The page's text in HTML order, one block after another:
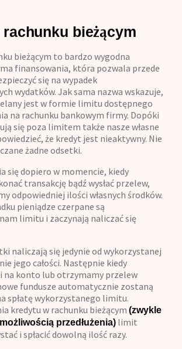
bieżącym
bieżącym to bardzo wygodna
finansowania, która pozwala przede
się na wypadek
wydatków. Jak sama nazwa wskazuje,
jest w formie limitu dostępnego
na rachunku bankowym firmy. Dopóki
się poza limitem także nasze własne
że kredyt jest nieaktywny. Nie
żadne odsetki.
się dopiero w momencie, kiedy
transakcję bądź wysłać przelew,
odpowiedniej ilości własnych środków.
pieniądze czerpane są
limitu i zaczynają naliczać się
naliczają się jedynie od wykorzystanej
jego całości. Następnie kiedy
na konto lub otrzymamy przelew
fundusze automatycznie zostaną
spłatę wykorzystanego limitu.
kredytu w rachunku bieżącym (zwykle
przedłużenia) limit
i spłacić dowolną ilość razy.